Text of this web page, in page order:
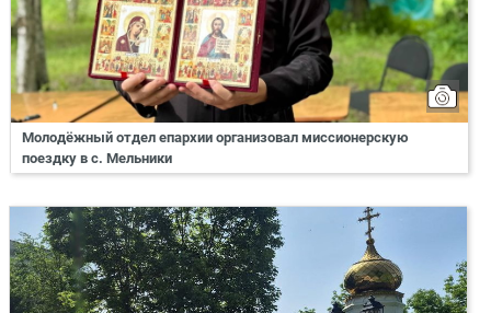
Молодёжный отдел епархии организовал миссионерскую
поездку в с. Мельники